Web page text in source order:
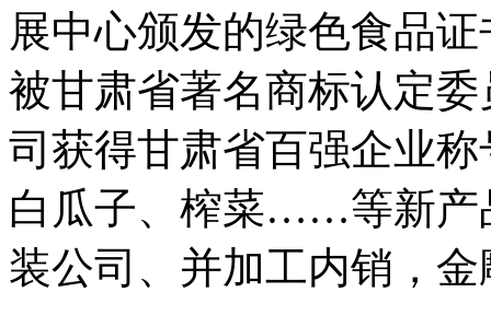
展中心颁发的绿色食品
被甘肃省著名商标认定
司获得甘肃省百强企业
白瓜子、榨菜……等新产
装公司、并加工内销，